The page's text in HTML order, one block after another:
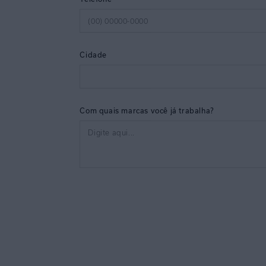
Cidade
Com quais marcas você já trabalha?